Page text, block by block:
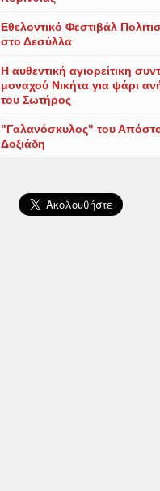
Εθελοντικό Φεστιβάλ
στο Δεσύλλα
Η αυθεντική αγιορείτικη
μοναχού Νικήτα για ψάρι
του Σωτήρος
"Γαλανόσκυλος" του
Δοξιάδη